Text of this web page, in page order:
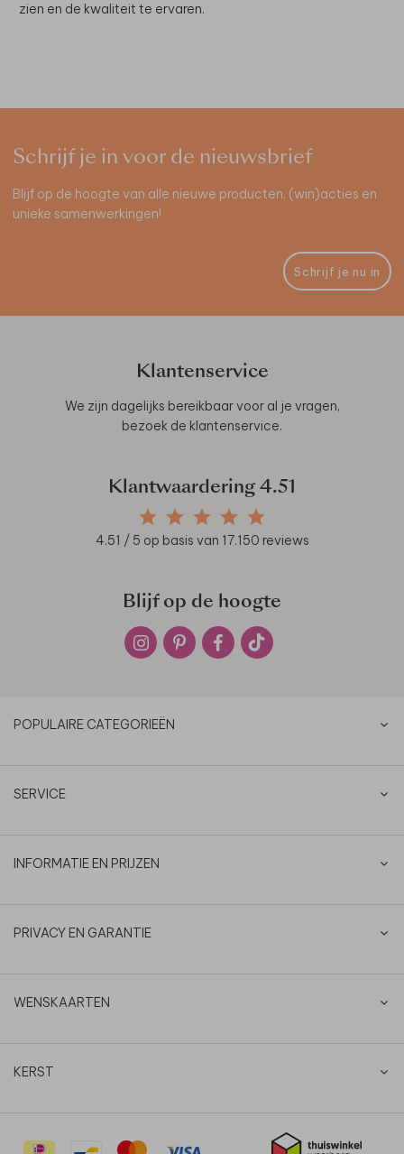
zien en de kwaliteit te ervaren.
Schrijf je in voor de nieuwsbrief
Blijf op de hoogte van alle nieuwe producten, (win)acties en
unieke samenwerkingen!
Schrijf je nu in
Klantenservice
We zijn dagelijks bereikbaar voor al je vragen,
bezoek de klantenservice.
Klantwaardering 4.51
4.51 / 5 op basis van 17.150 reviews
Blijf op de hoogte
POPULAIRE CATEGORIEËN
SERVICE
INFORMATIE EN PRIJZEN
PRIVACY EN GARANTIE
WENSKAARTEN
KERST